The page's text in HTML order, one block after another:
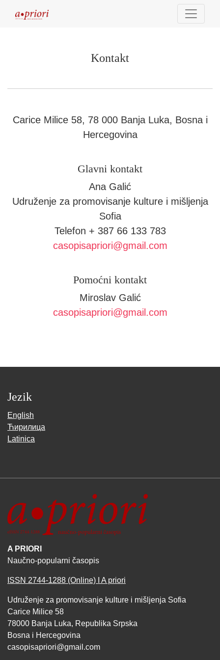
Kontakt
Carice Milice 58, 78 000 Banja Luka, Bosna i
Hercegovina
Glavni kontakt
Ana Galić
Udruženje za promovisanje kulture i mišljenja
Sofia
Telefon + 387 66 133 783
casopisapriori@gmail.com
Pomoćni kontakt
Miroslav Galić
casopisapriori@gmail.com
Jezik
English
Ћирилица
Latinica
A PRIORI
Naučno-popularni časopis
ISSN 2744-1288 (Online) I A priori
Udruženje za promovisanje kulture i mišljenja Sofia
Carice Milice 58
78000 Banja Luka, Republika Srpska
Bosna i Hercegovina
casopisapriori@gmail.com